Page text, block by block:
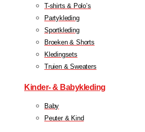
T-shirts & Polo’s
Partykleding
Sportkleding
Broeken & Shorts
Kledingsets
Truien & Sweaters
Kinder- & Babykleding
Baby
Peuter & Kind